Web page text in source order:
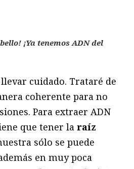
¡Ya tenemos ADN del
cuidado. Trataré de
coherente para no
Para extraer ADN
que tener la raíz
sólo se puede
en muy poca